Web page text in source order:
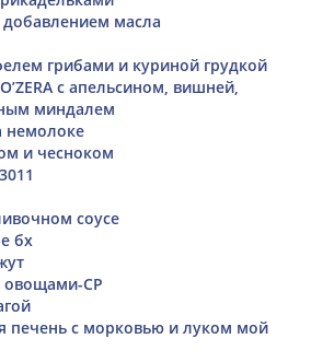
добавлением масла
грибами и куриной грудкой
с апельсином, вишней,
миндалем
немолоке
и чесноком
соусе
бх
овощами-СР
печень с морковью и луком мой